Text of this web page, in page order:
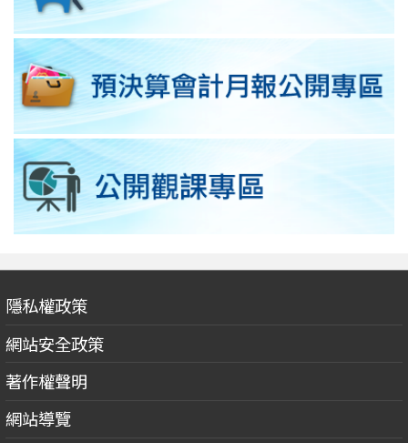
隱私權政策
網站安全政策
著作權聲明
網站導覽